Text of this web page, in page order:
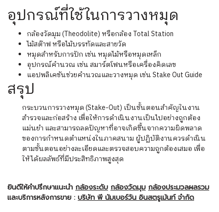
อุปกรณ์ที่ใช้ในการวางหมุด
กล้องวัดมุม (Theodolite) หรือกล้อง Total Station
ไม้สต๊าฟ หรือไม้บรรทัดและสายวัด
หมุดสำหรับการปัก เช่น หมุดไม้หรือหมุดเหล็ก
อุปกรณ์คำนวณ เช่น สมาร์ตโฟนหรือเครื่องคิดเลข
แอปพลิเคชันช่วยคำนวณและวางหมุด เช่น Stake Out Guide
สรุป
กระบวนการวางหมุด (Stake-Out) เป็นขั้นตอนสำคัญในงาน
สำรวจและก่อสร้าง เพื่อให้การดำเนินงานเป็นไปอย่างถูกต้อง
แม่นยำ และสามารถลดปัญหาที่อาจเกิดขึ้นจากความผิดพลาด
ของการกำหนดตำแหน่งในภาคสนาม ผู้ปฏิบัติงานควรดำเนิน
ตามขั้นตอนอย่างละเอียดและตรวจสอบความถูกต้องเสมอ เพื่อ
ให้ได้ผลลัพธ์ที่มีประสิทธิภาพสูงสุด
ยินดีให้คำปรึกษาแนะนำ กล้องระดับ กล้องวัดมุม กล้องประมวลผลรวม
และบริการหลังการขาย : บริษัท พี นัมเบอร์วัน อินสตรูเม้นท์ จำกัด